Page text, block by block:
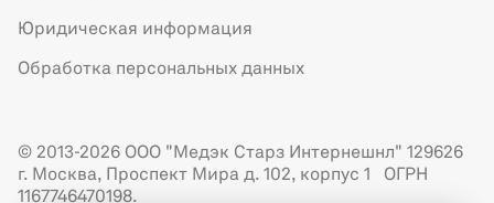
Юридическая информация
Обработка персональных данных
© 2013-2026 ООО "Медэк Старз Интернешнл" 129626
г. Москва, Проспект Мира д. 102, корпус 1 ОГРН
1167746470198.